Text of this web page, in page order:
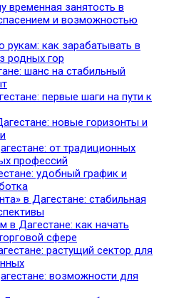
временная занятость в
и возможностью
рукам: как зарабатывать в
родных гор
шанс на стабильный
первые шаги на пути к
новые горизонты и
от традиционных
профессий
удобный график и
в Дагестане: стабильная
в Дагестане: как начать
сфере
растущий сектор для
возможности для